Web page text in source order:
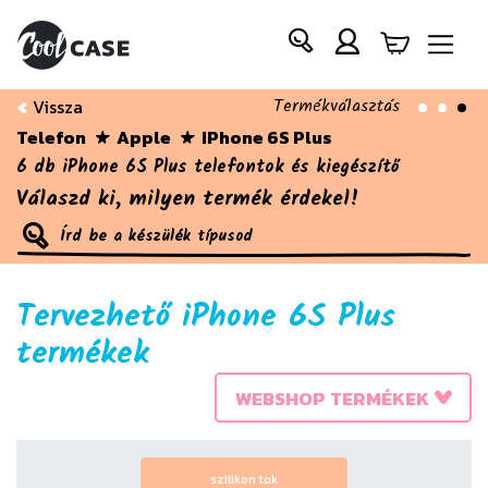
Vissza Termékválasztás
Telefon Apple IPhone 6S Plus
6 db iPhone 6S Plus telefontok és kiegészítő
Válaszd ki, milyen termék érdekel!
Tervezhető iPhone 6S Plus
termékek
WEBSHOP TERMÉKEK
szilikon tok